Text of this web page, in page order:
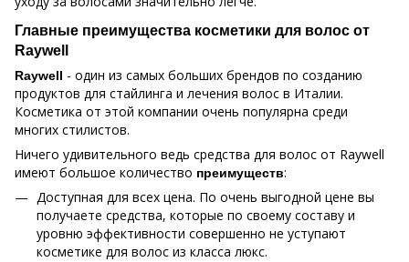
Главные преимущества косметики для волос от
Raywell
Raywell - один из самых больших брендов по созданию
продуктов для стайлинга и лечения волос в Италии.
Косметика от этой компании очень популярна среди
многих стилистов.
Ничего удивительного ведь средства для волос от Raywell
имеют большое количество преимуществ:
Доступная для всех цена. По очень выгодной цене вы
получаете средства, которые по своему составу и
уровню эффективности совершенно не уступают
косметике для волос из класса люкс.